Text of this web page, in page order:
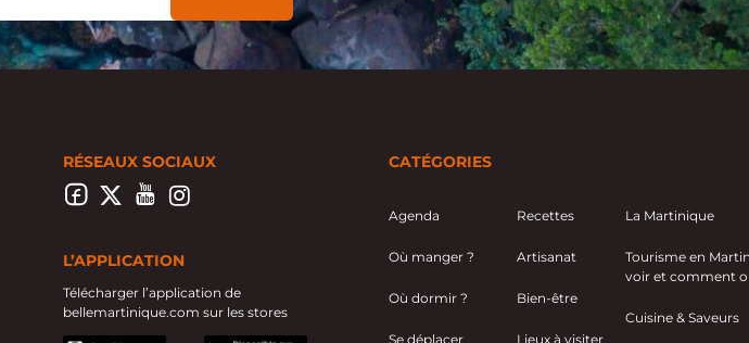
RÉSEAUX SOCIAUX
L’APPLICATION
Télécharger l’application de
bellemartinique.com sur les stores
CATÉGORIES
Agenda
Où manger ?
Où dormir ?
Se déplacer
Recettes
Artisanat
Bien-être
Lieux à visiter
La Martinique
Tourisme en
voir et comment
Cuisine & Saveurs